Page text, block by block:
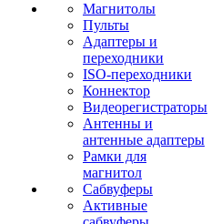
Магнитолы
Пульты
Адаптеры и
переходники
ISO-переходники
Коннектор
Видеорегистраторы
Антенны и
антенные адаптеры
Рамки для
магнитол
Сабвуферы
Активные